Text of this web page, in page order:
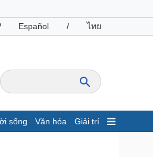
Español / ไทย
sống Văn hóa Giải trí